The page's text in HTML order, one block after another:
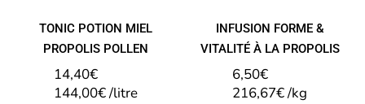
TONIC POTION MIEL
PROPOLIS POLLEN
14,40€
144,00€/litre
INFUSION FORME &
VITALITÉ À LA PROPOLIS
6,50€
216,67€/kg